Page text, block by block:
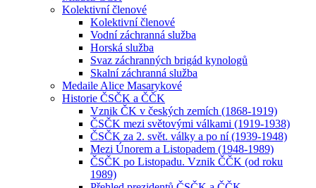
Kolektivní členové
Kolektivní členové
Vodní záchranná služba
Horská služba
Svaz záchranných brigád kynologů
Skalní záchranná služba
Medaile Alice Masarykové
Historie ČSČK a ČČK
Vznik ČK v českých zemích (1868-1919)
ČSČK mezi světovými válkami (1919-1938)
ČSČK za 2. svět. války a po ní (1939-1948)
Mezi Únorem a Listopadem (1948-1989)
ČSČK po Listopadu. Vznik ČČK (od roku
1989)